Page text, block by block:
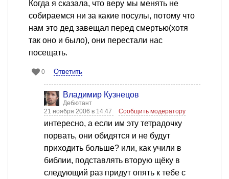
Когда я сказала, что веру мы менять не
собираемся ни за какие посулы, потому что
нам это дед завещал перед смертью(хотя
так оно и было), они перестали нас
посещать.
0 Ответить
Владимир Кузнецов
Дебютант
21 ноября 2006 в 14:47
Сообщить модератору
интересно, а если им эту тетрадочку
порвать, они обидятся и не будут
приходить больше? или, как учили в
библии, подставлять вторую щёку в
следующий раз придут опять к тебе с